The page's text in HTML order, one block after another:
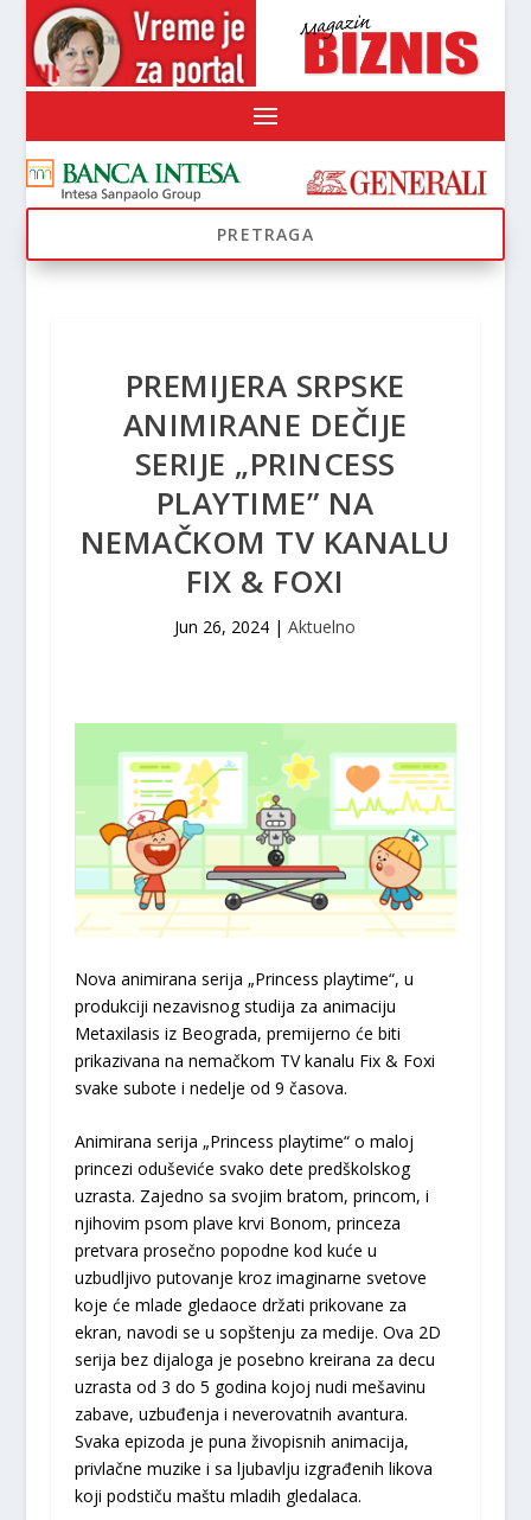
PREMIJERA SRPSKE
ANIMIRANE DEČIJE
SERIJE „PRINCESS
PLAYTIME” NA
NEMAČKOM TV KANALU
FIX & FOXI
Jun 26, 2024 |Aktuelno
Nova animirana serija „Princess playtime“, u
produkciji nezavisnog studija za animaciju
Metaxilasis iz Beograda, premijerno će biti
prikazivana na nemačkom TV kanalu Fix & Foxi
svake subote i nedelje od 9 časova.
Animirana serija „Princess playtime“ o maloj
princezi oduševiće svako dete predškolskog
uzrasta. Zajedno sa svojim bratom, princom, i
njihovim psom plave krvi Bonom, princeza
pretvara prosečno popodne kod kuće u
uzbudljivo putovanje kroz imaginarne svetove
koje će mlade gledaoce držati prikovane za
ekran, navodi se u sopštenju za medije. Ova 2D
serija bez dijaloga je posebno kreirana za decu
uzrasta od 3 do 5 godina kojoj nudi mešavinu
zabave, uzbuđenja i neverovatnih avantura.
Svaka epizoda je puna živopisnih animacija,
privlačne muzike i sa ljubavlju izgrađenih likova
koji podstiču maštu mladih gledalaca.